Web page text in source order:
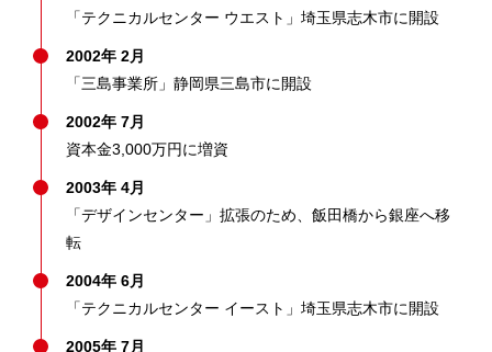
「テクニカルセンター ウエスト」埼玉県志木市に開設
2002年 2月
「三島事業所」静岡県三島市に開設
2002年 7月
資本金3,000万円に増資
2003年 4月
「デザインセンター」拡張のため、飯田橋から銀座へ移
転
2004年 6月
「テクニカルセンター イースト」埼玉県志木市に開設
2005年 7月